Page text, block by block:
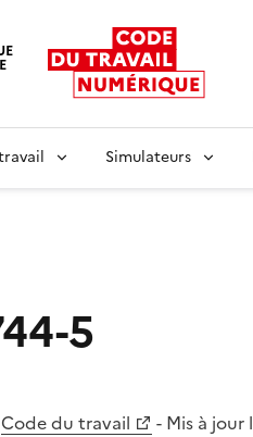
Simulateurs
5
Code du travail - Mis à jour